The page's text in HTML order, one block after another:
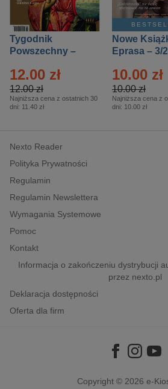
Tygodnik
Powszechny –
12.00 zł
12.00 zł
Najniższa cena z ostatnich 30
dni: 11.40 zł
Nowe
Eprasa – 3/
10.00 zł
10.00 zł
Najniższa cena z
dni: 10.00 zł
Nexto Reader
Polityka Prywatności
Regulamin
Regulamin Newslettera
Wymagania Systemowe
Pomoc
Kontakt
Informacja o zakończeniu dystrybucji
przez nexto.pl
Deklaracja dostępności
Oferta dla firm
Copyright © 2026 e-